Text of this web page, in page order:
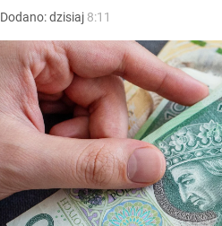
Dodano:dzisiaj 8:11